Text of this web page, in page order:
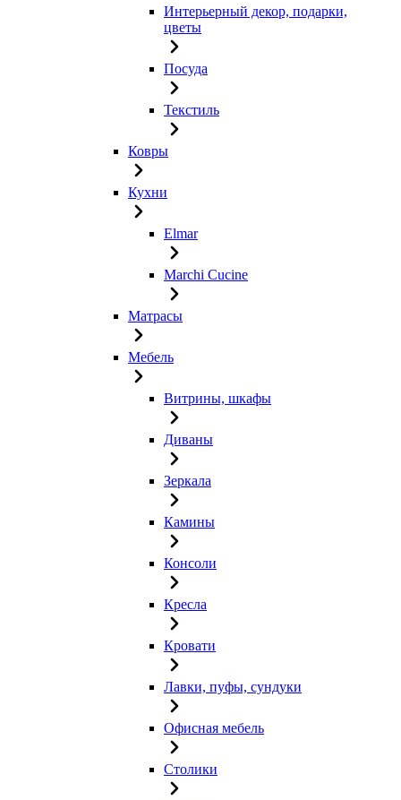
Интерьерный декор, подарки,
цветы
Посуда
Текстиль
Ковры
Кухни
Elmar
Marchi Cucine
Матрасы
Мебель
Витрины, шкафы
Диваны
Зеркала
Камины
Консоли
Кресла
Кровати
Лавки, пуфы, сундуки
Офисная мебель
Столики